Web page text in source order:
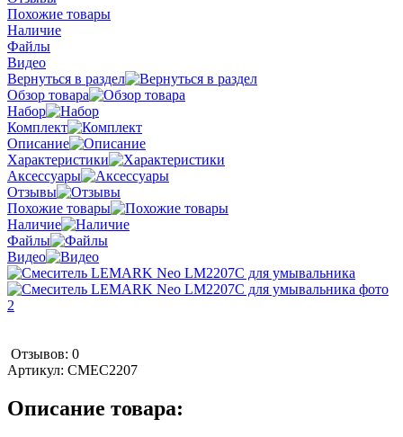
Похожие товары
Наличие
Файлы
Видео
Вернуться в раздел
Обзор товара
Набор
Комплект
Описание
Характеристики
Аксессуары
Отзывы
Похожие товары
Наличие
Файлы
Видео
Отзывов: 0
Артикул: СМЕС2207
Описание товара: